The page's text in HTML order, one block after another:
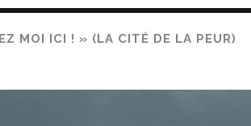
MOI ICI ! » (LA CITÉ DE LA PEUR)